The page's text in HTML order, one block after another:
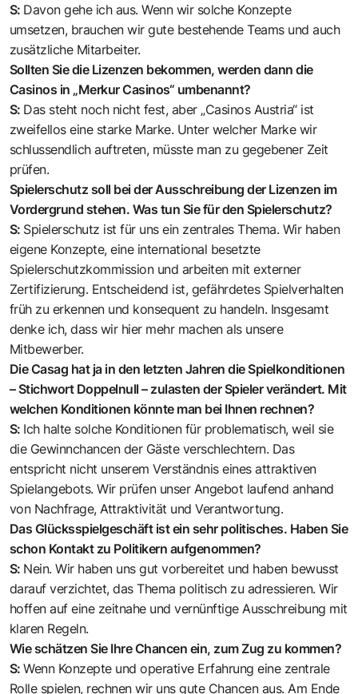
S: Davon gehe ich aus. Wenn wir solche Konzepte
umsetzen, brauchen wir gute bestehende Teams und auch
zusätzliche Mitarbeiter.
Sollten Sie die Lizenzen bekommen, werden dann die
Casinos in „Merkur Casinos“ umbenannt?
S: Das steht noch nicht fest, aber „Casinos Austria“ ist
zweifellos eine starke Marke. Unter welcher Marke wir
schlussendlich auftreten, müsste man zu gegebener Zeit
prüfen.
Spielerschutz soll bei der Ausschreibung der Lizenzen im
Vordergrund stehen. Was tun Sie für den Spielerschutz?
S: Spielerschutz ist für uns ein zentrales Thema. Wir haben
eigene Konzepte, eine international besetzte
Spielerschutzkommission und arbeiten mit externer
Zertifizierung. Entscheidend ist, gefährdetes Spielverhalten
früh zu erkennen und konsequent zu handeln. Insgesamt
denke ich, dass wir hier mehr machen als unsere
Mitbewerber.
Die Casag hat ja in den letzten Jahren die Spielkonditionen
– Stichwort Doppelnull – zulasten der Spieler verändert. Mit
welchen Konditionen könnte man bei Ihnen rechnen?
S: Ich halte solche Konditionen für problematisch, weil sie
die Gewinnchancen der Gäste verschlechtern. Das
entspricht nicht unserem Verständnis eines attraktiven
Spielangebots. Wir prüfen unser Angebot laufend anhand
von Nachfrage, Attraktivität und Verantwortung.
Das Glücksspielgeschäft ist ein sehr politisches. Haben Sie
schon Kontakt zu Politikern aufgenommen?
S: Nein. Wir haben uns gut vorbereitet und haben bewusst
darauf verzichtet, das Thema politisch zu adressieren. Wir
hoffen auf eine zeitnahe und vernünftige Ausschreibung mit
klaren Regeln.
Wie schätzen Sie Ihre Chancen ein, zum Zug zu kommen?
S:Wenn Konzepte und operative Erfahrung eine zentrale
Rolle spielen, rechnen wir uns gute Chancen aus. Am Ende